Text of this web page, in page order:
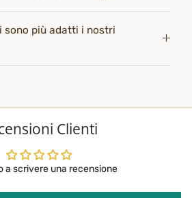
sono più adatti i nostri
Clienti
a scrivere una recensione